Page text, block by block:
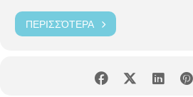
ΠΕΡΙΣΣΌΤΕΡΑ